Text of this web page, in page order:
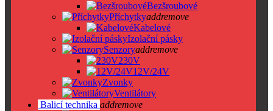
Bezšroubové
Příchytkyaddremove
Kabelové
Izolační pásky
Senzoryaddremove
230V
12V/24V
Zvonky
Ventilátory
Balicí technika addremove